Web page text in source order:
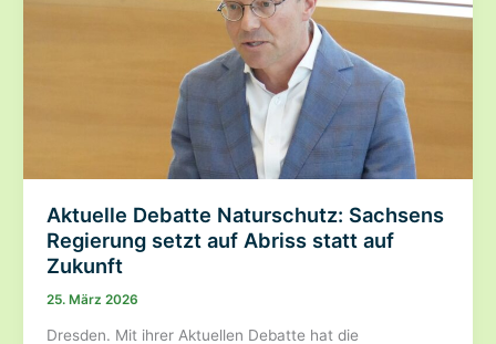
Aktuelle Debatte Naturschutz: Sachsens
Regierung setzt auf Abriss statt auf
Zukunft
25. März 2026
Dresden. Mit ihrer Aktuellen Debatte hat die